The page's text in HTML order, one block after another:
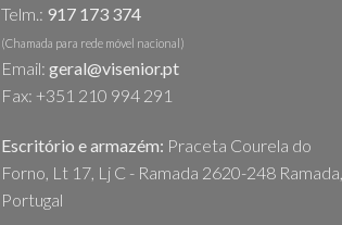
Telm.: 917 173 374
(Chamada para rede móvel nacional)
Email: geral@visenior.pt
Fax: +351 210 994 291
Escritório e armazém: Praceta Courela do
Forno, Lt 17, Lj C - Ramada 2620-248 Ramada,
Portugal